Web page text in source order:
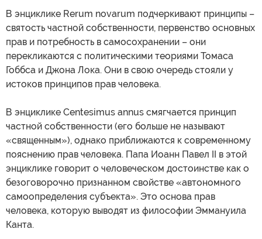
В энциклике Rerum novarum подчеркивают принципы –
святость частной собственности, первенство основных
прав и потребность в самосохранении – они
перекликаются с политическими теориями Томаса
Гоббса и Джона Лока. Они в свою очередь стояли у
истоков принципов прав человека.
В энциклике Centesimus annus смягчается принцип
частной собственности (его больше не называют
«священным»), однако приближаются к современному
пояснению прав человека. Папа Иоанн Павел II в этой
энциклике говорит о человеческом достоинстве как о
безоговорочно признанном свойстве «автономного
самоопределения субъекта». Это основа прав
человека, которую выводят из философии Эммануила
Канта.